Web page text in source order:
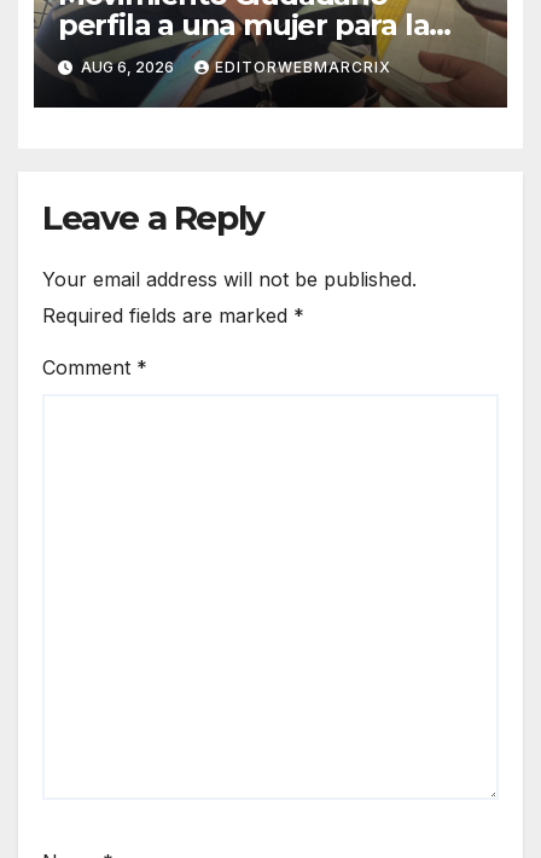
perfila a una mujer para la
candidatura en Cancún
AUG 6, 2026 EDITORWEBMARCRIX
Leave a Reply
Your email address will not be published.
Required fields are marked *
Comment *